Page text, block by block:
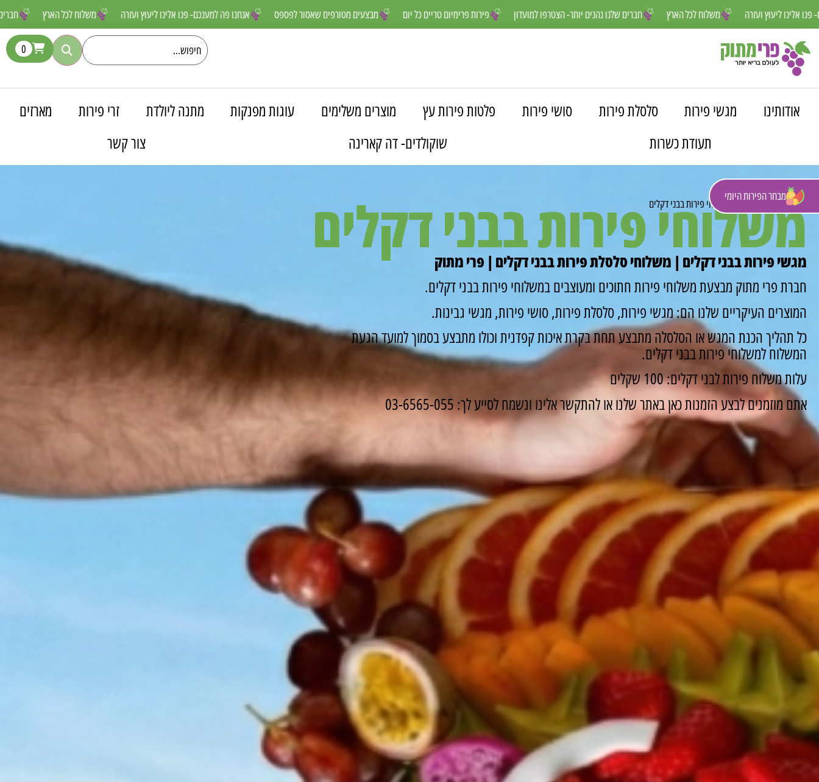
משלוח לכל אנחנו פה למענכם- פנו אלינו ליעוץ ועזרה מבצעים מטורפים שאסור לפספס פירות פרימיום טריים כל יום חברים שלנו נהנים יותר- הצטרפו למועדון משלוח לכל הארץ פה למענכם- פנו אלינו ליעוץ ועזרה
מבחר הפירות היומי
0
אודותינו מגשי פירות סלסלת פירות סושי פירות פלטות פירות עץ מוצרים משלימים עוגות מפנקות מתנה ליולדת זרי פירות
מארזים
תעודת כשרות
שוקולדים- דה קארינה צור קשר
פרי מתוק» משלוחים»משלוחי פירות בבני דקלים
משלוחי פירות בבני דקלים
מגשי פירות בבני דקלים | משלוחי סלסלת פירות בבני דקלים | פרי מתוק
חברת פרי מתוק מבצעת משלוחי פירות חתוכים ומעוצבים במשלוחי פירות בבני דקלים.
המוצרים העיקריים שלנו הם: מגשי פירות, סלסלת פירות, סושי פירות, מגשי גבינות.
כל תהליך הכנת המגש או הסלסלה מתבצע תחת בקרת איכות קפדנית וכולו מתבצע בסמוך למועד הגעת
המשלוח למשלוחי פירות בבני דקלים.
עלות משלוח פירות לבני דקלים: 100 שקלים
אתם מוזמנים לבצע הזמנות כאן באתר שלנו או להתקשר אלינו ונשמח לסייע לך: 03-6565-055